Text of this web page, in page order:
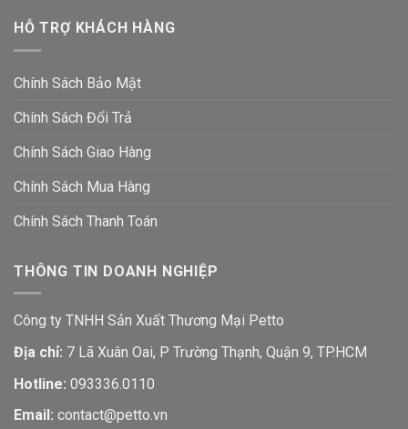
HỖ TRỢ KHÁCH HÀNG
Chính Sách Bảo Mật
Chính Sách Đổi Trả
Chính Sách Giao Hàng
Chính Sách Mua Hàng
Chính Sách Thanh Toán
THÔNG TIN DOANH NGHIỆP
Công ty TNHH Sản Xuất Thương Mại Petto
Địa chỉ: 7 Lã Xuân Oai, P Trường Thạnh, Quận 9, TP.HCM
Hotline: 093336.0110
Email: contact@petto.vn